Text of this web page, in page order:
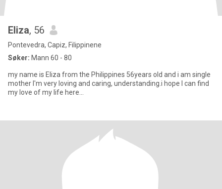
Eliza, 56
Pontevedra, Capiz, Filippinene
Søker: Mann 60 - 80
my name is Eliza from the Philippines 56years old and i am single
mother I'm very loving and caring, understanding.i hope I can find
my love of my life here...